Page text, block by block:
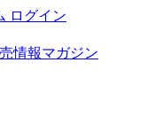
ログイン
情報マガジン